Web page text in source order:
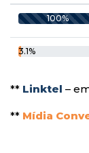
100%
3.1%
** Linktel –
** Mídia